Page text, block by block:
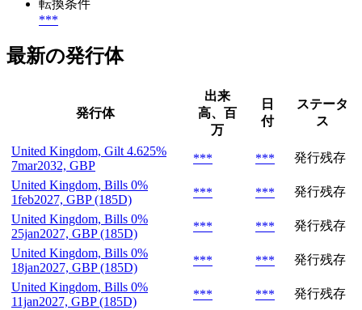
転換条件
***
最新の発行体
発行体
出来
高、百
万
日
付
ステータ
ス
United Kingdom, Gilt 4.625%
7mar2032, GBP
*** ***
発行残存
United Kingdom, Bills 0%
1feb2027, GBP (185D)
*** ***
発行残存
United Kingdom, Bills 0%
25jan2027, GBP (185D)
*** ***
発行残存
United Kingdom, Bills 0%
18jan2027, GBP (185D)
*** ***
発行残存
United Kingdom, Bills 0%
11jan2027, GBP (185D)
*** ***
発行残存